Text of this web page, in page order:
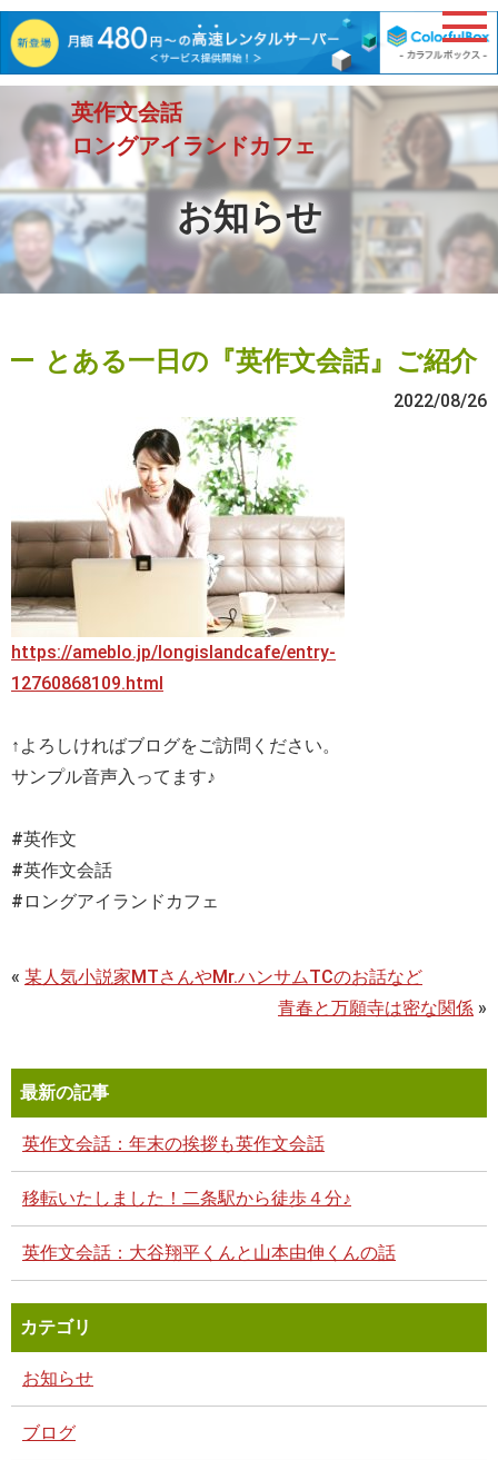
英作文会話
ロングアイランドカフェ
お知らせ
とある一日の『英作文会話』ご紹介
2022/08/26
https://ameblo.jp/longislandcafe/entry-
12760868109.html
↑よろしければブログをご訪問ください。
サンプル音声入ってます♪
#英作文
#英作文会話
#ロングアイランドカフェ
« 某人気小説家MTさんやMr.ハンサムTCのお話など
青春と万願寺は密な関係 »
最新の記事
英作文会話：年末の挨拶も英作文会話
移転いたしました！二条駅から徒歩４分♪
英作文会話：大谷翔平くんと山本由伸くんの話
カテゴリ
お知らせ
ブログ